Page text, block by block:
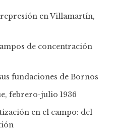
en Villamartín,
de concentración
fundaciones de Bornos
febrero-julio 1936
en el campo: del